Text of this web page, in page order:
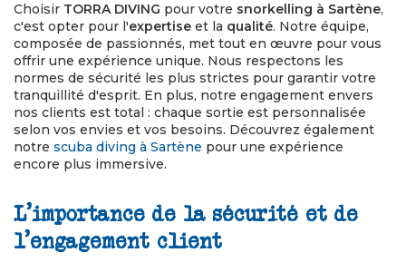
Choisir TORRA DIVING pour votre snorkelling à Sartène,
c'est opter pour l'expertise et la qualité. Notre équipe,
composée de passionnés, met tout en œuvre pour vous
offrir une expérience unique. Nous respectons les
normes de sécurité les plus strictes pour garantir votre
tranquillité d'esprit. En plus, notre engagement envers
nos clients est total : chaque sortie est personnalisée
selon vos envies et vos besoins. Découvrez également
notre scuba diving à Sartène pour une expérience
encore plus immersive.
L'importance de la sécurité et de
l'engagement client